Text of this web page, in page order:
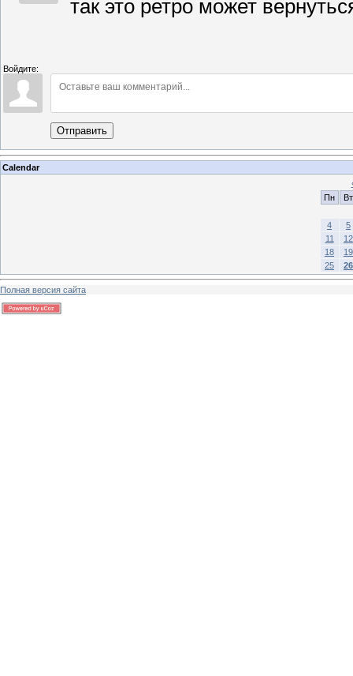
так это ретро может
Войдите:
Отправить
Calendar
Пн
Вт
4
5
11
12
18
19
25
26
Полная версия сайта